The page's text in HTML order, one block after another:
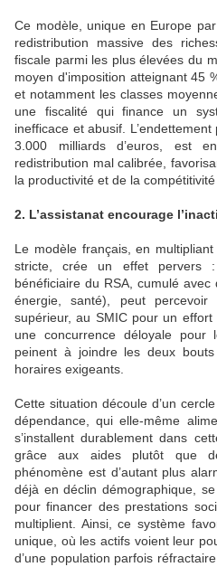
Ce modèle, unique en Europe
redistribution massive des
fiscale parmi les plus élevées du
moyen d'imposition atteignant 45
et notamment les classes
une fiscalité qui finance un
inefficace et abusif.
3.000 milliards d’euros, est
redistribution mal calibrée,
la productivité et de la compétitivité
2. L’assistanat encourage
Le modèle français, en
stricte, crée un effet pervers
bénéficiaire du RSA, cumulé avec
énergie, santé), peut
supérieur, au SMIC pour un
une concurrence déloyale pour
peinent à joindre les deux
horaires exigeants.
Cette situation découle d’un
dépendance, qui elle-même
s’installent durablement dans
grâce aux aides plutôt que
phénomène est d’autant plus
déjà en déclin démographique,
pour financer des prestations
multiplient. Ainsi, ce système
unique, où les actifs voient leur
d’une population parfois